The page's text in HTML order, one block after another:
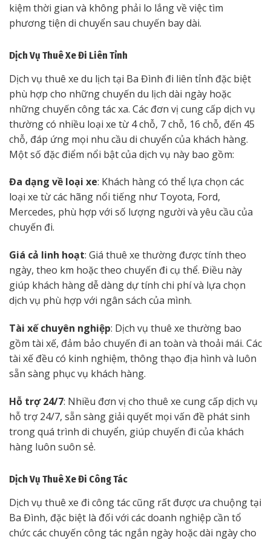
kiệm thời gian và không phải lo lắng về việc tìm
phương tiện di chuyển sau chuyến bay dài.
Dịch Vụ Thuê Xe Đi Liên Tỉnh
Dịch vụ thuê xe du lịch tại Ba Đình đi liên tỉnh đặc biệt
phù hợp cho những chuyến du lịch dài ngày hoặc
những chuyến công tác xa. Các đơn vị cung cấp dịch vụ
thường có nhiều loại xe từ 4 chỗ, 7 chỗ, 16 chỗ, đến 45
chỗ, đáp ứng mọi nhu cầu di chuyển của khách hàng.
Một số đặc điểm nổi bật của dịch vụ này bao gồm:
Đa dạng về loại xe: Khách hàng có thể lựa chọn các
loại xe từ các hãng nổi tiếng như Toyota, Ford,
Mercedes, phù hợp với số lượng người và yêu cầu của
chuyến đi.
Giá cả linh hoạt: Giá thuê xe thường được tính theo
ngày, theo km hoặc theo chuyến đi cụ thể. Điều này
giúp khách hàng dễ dàng dự tính chi phí và lựa chọn
dịch vụ phù hợp với ngân sách của mình.
Tài xế chuyên nghiệp: Dịch vụ thuê xe thường bao
gồm tài xế, đảm bảo chuyến đi an toàn và thoải mái. Các
tài xế đều có kinh nghiệm, thông thạo địa hình và luôn
sẵn sàng phục vụ khách hàng.
Hỗ trợ 24/7: Nhiều đơn vị cho thuê xe cung cấp dịch vụ
hỗ trợ 24/7, sẵn sàng giải quyết mọi vấn đề phát sinh
trong quá trình di chuyển, giúp chuyến đi của khách
hàng luôn suôn sẻ.
Dịch Vụ Thuê Xe Đi Công Tác
Dịch vụ thuê xe đi công tác cũng rất được ưa chuộng tại
Ba Đình, đặc biệt là đối với các doanh nghiệp cần tổ
chức các chuyến công tác ngắn ngày hoặc dài ngày cho